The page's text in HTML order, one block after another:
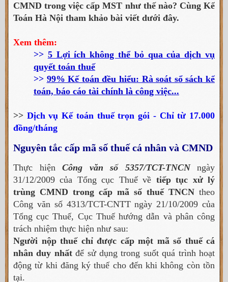
CMND trong việc cấp MST như thế nào? Cùng Kế
Toán Hà Nội tham​ khảo bài viết dưới đây.
Xem thêm:
>> 5 Lợi ích không thể bỏ qua của dịch vụ
quyết toán thuế
>> 99% Kế toán đều hiểu: Rà soát sổ sách kế
toán, báo cáo tài chính là công việc...
>> Dịch vụ Kế toán thuế trọn gói - Chỉ từ 17.000
đồng/tháng
Nguyên tắc cấp mã số thuế cá nhân và CMND
Thực hiện Công văn số 5357/TCT-TNCN
ngày
31/12/2009 của Tổng cục Thuế về tiếp tục xử lý
trùng CMND trong cấp mã số thuế TNCN​ theo
Công văn số 4313/TCT-CNTT ngày 21/10/2009 của
Tổng cục Thuế, Cục Thuế hướng dẫn và phân công
trách nhiệm thực hiện như sau:
Người nộp thuế chỉ được cấp một mã số thuế cá
nhân duy nhấtđể sử dụng trong suốt quá trình hoạt
động từ khi đăng ký thuế cho đến khi không còn tồn
tại.